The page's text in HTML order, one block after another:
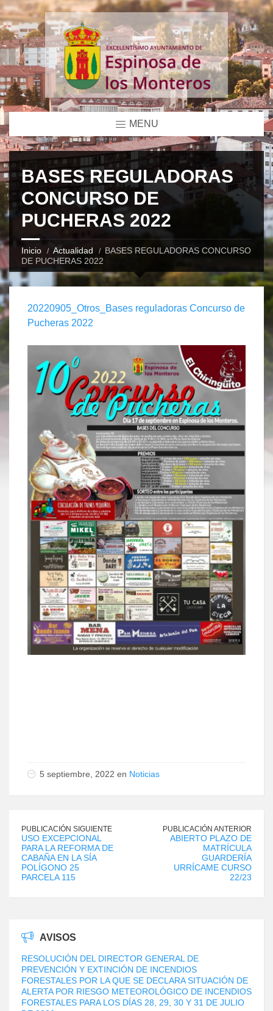
MENU
BASES REGULADORAS
CONCURSO DE
PUCHERAS 2022
Inicio Actualidad
BASES REGULADORAS CONCURSO
DE PUCHERAS 2022
20220905_Otros_Bases reguladoras Concurso de
Pucheras 2022
5 septiembre, 2022 en Noticias
PUBLICACIÓN SIGUIENTE
USO EXCEPCIONAL
PARA LA REFORMA DE
CABAÑA EN LA SÍA
POLÍGONO 25
PARCELA 115
PUBLICACIÓN ANTERIOR
ABIERTO PLAZO DE
MATRÍCULA
GUARDERÍA
URRÍCAME CURSO
22/23
AVISOS
RESOLUCIÓN DEL DIRECTOR GENERAL DE
PREVENCIÓN Y EXTINCIÓN DE INCENDIOS
FORESTALES POR LA QUE SE DECLARA SITUACIÓN DE
ALERTA POR RIESGO METEOROLÓGICO DE INCENDIOS
FORESTALES PARA LOS DÍAS 28, 29, 30 Y 31 DE JULIO